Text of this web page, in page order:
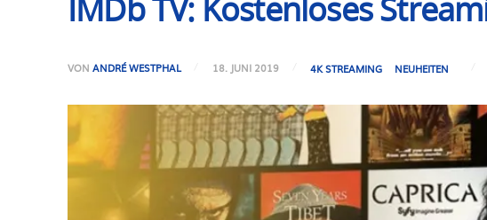
IMDb TV: Kostenloses
VON ANDRÉ WESTPHAL 18. JUNI 2019 4K STREAMING NEUHEITEN